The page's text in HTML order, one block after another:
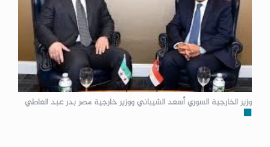
وزير الخارجية السوري أسعد الشيباني ووزير خارجية مصر بدر عبد العاطي